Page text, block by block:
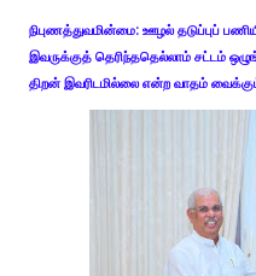
நிபுணத்துவமின்மை: ஊழல் தடுப்புப்
இவருக்குத் தெரிந்ததெல்லாம் சட்டம்
திறன் இவரிடமில்லை என்ற வாதம்